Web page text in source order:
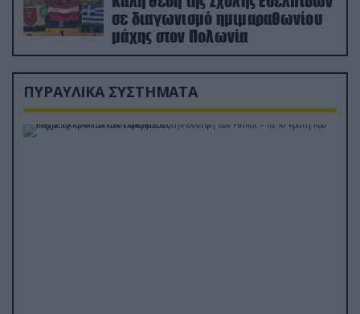
σε διαγωνισμό ημιμαραθωνίου
μάχης στον Πολωνία
ΠΥΡΑΥΛΙΚΑ ΣΥΣΤΗΜΑΤΑ